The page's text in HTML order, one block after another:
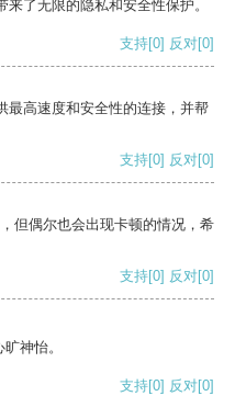
了无限的隐私和安全性保护。
支持[0] 反对[0]
最高速度和安全性的连接，并帮
支持[0] 反对[0]
但偶尔也会出现卡顿的情况，希
支持[0] 反对[0]
神怡。
支持[0] 反对[0]